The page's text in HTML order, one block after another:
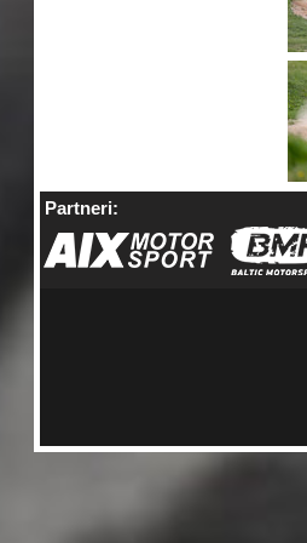
Partneri: